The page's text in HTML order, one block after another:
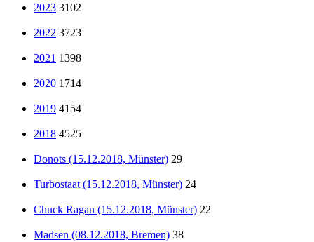
2023 3102
2022 3723
2021 1398
2020 1714
2019 4154
2018 4525
Donots (15.12.2018, Münster) 29
Turbostaat (15.12.2018, Münster) 24
Chuck Ragan (15.12.2018, Münster) 22
Madsen (08.12.2018, Bremen) 38